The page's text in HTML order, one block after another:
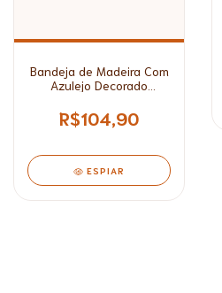
Bandeja de Madeira Com
Azulejo Decorado
R$104,90
ESPIAR